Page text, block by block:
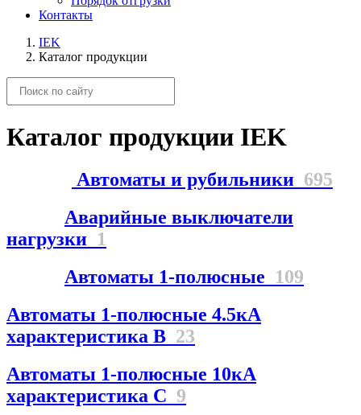
Контакты
IEK
Каталог продукции
Каталог продукции IEK
Автоматы и рубильники 695
Аварийные выключатели
нагрузки 1
Автоматы 1-полюсные 109
Автоматы 1-полюсные 4.5кА
характеристика В 23
Автоматы 1-полюсные 10кА
характеристика C 9